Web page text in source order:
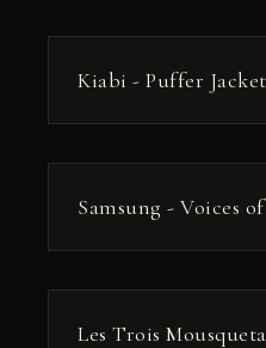
РЕКЛАМА
Kiabi - Puffer Jacket
Samsung - Voices
РЕКЛАМА
Les Trois